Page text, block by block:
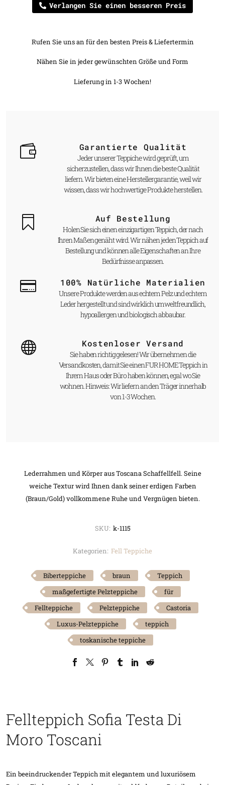
Verlangen Sie einen besseren Preis
Rufen Sie uns an für den besten Preis & Liefertermin
Nähen Sie in jeder gewünschten Größe und Form
Lieferung in 1-3 Wochen!
Garantierte Qualität
Jeder unserer Teppiche wird geprüft, um
sicherzustellen, dass wir Ihnen die beste Qualität
liefern. Wir bieten eine Herstellergarantie, weil wir
wissen, dass wir hochwertige Produkte herstellen.
Auf Bestellung
Holen Sie sich einen einzigartigen Teppich, der nach
Ihren Maßen genäht wird. Wir nähen jeden Teppich auf
Bestellung und können alle Eigenschaften an Ihre
Bedürfnisse anpassen.
100% Natürliche Materialien
Unsere Produkte werden aus echtem Pelz und echtem
Leder hergestellt und sind wirklich umweltfreundlich,
hypoallergen und biologisch abbaubar.
Kostenloser Versand
Sie haben richtig gelesen! Wir übernehmen die
Versandkosten, damit Sie einen FUR HOME Teppich in
Ihrem Haus oder Büro haben können, egal wo Sie
wohnen. Hinweis: Wir liefern an den Träger innerhalb
von 1-3 Wochen.
Lederrahmen und Körper aus Toscana Schaffellfell. Seine
weiche Textur wird Ihnen dank seiner erdigen Farben
(Braun/Gold) vollkommene Ruhe und Vergnügen bieten.
SKU: k-1115
Kategorien: Fell Teppiche
Biberteppiche braun
Teppich
maßgefertigte Pelzteppiche
für
Fellteppiche
Pelzteppiche
Castoria
Luxus-Pelzteppiche
teppich
toskanische teppiche
Fellteppich Sofia Testa Di
Moro Toscani
Ein beeindruckender Teppich mit elegantem und luxuriösem